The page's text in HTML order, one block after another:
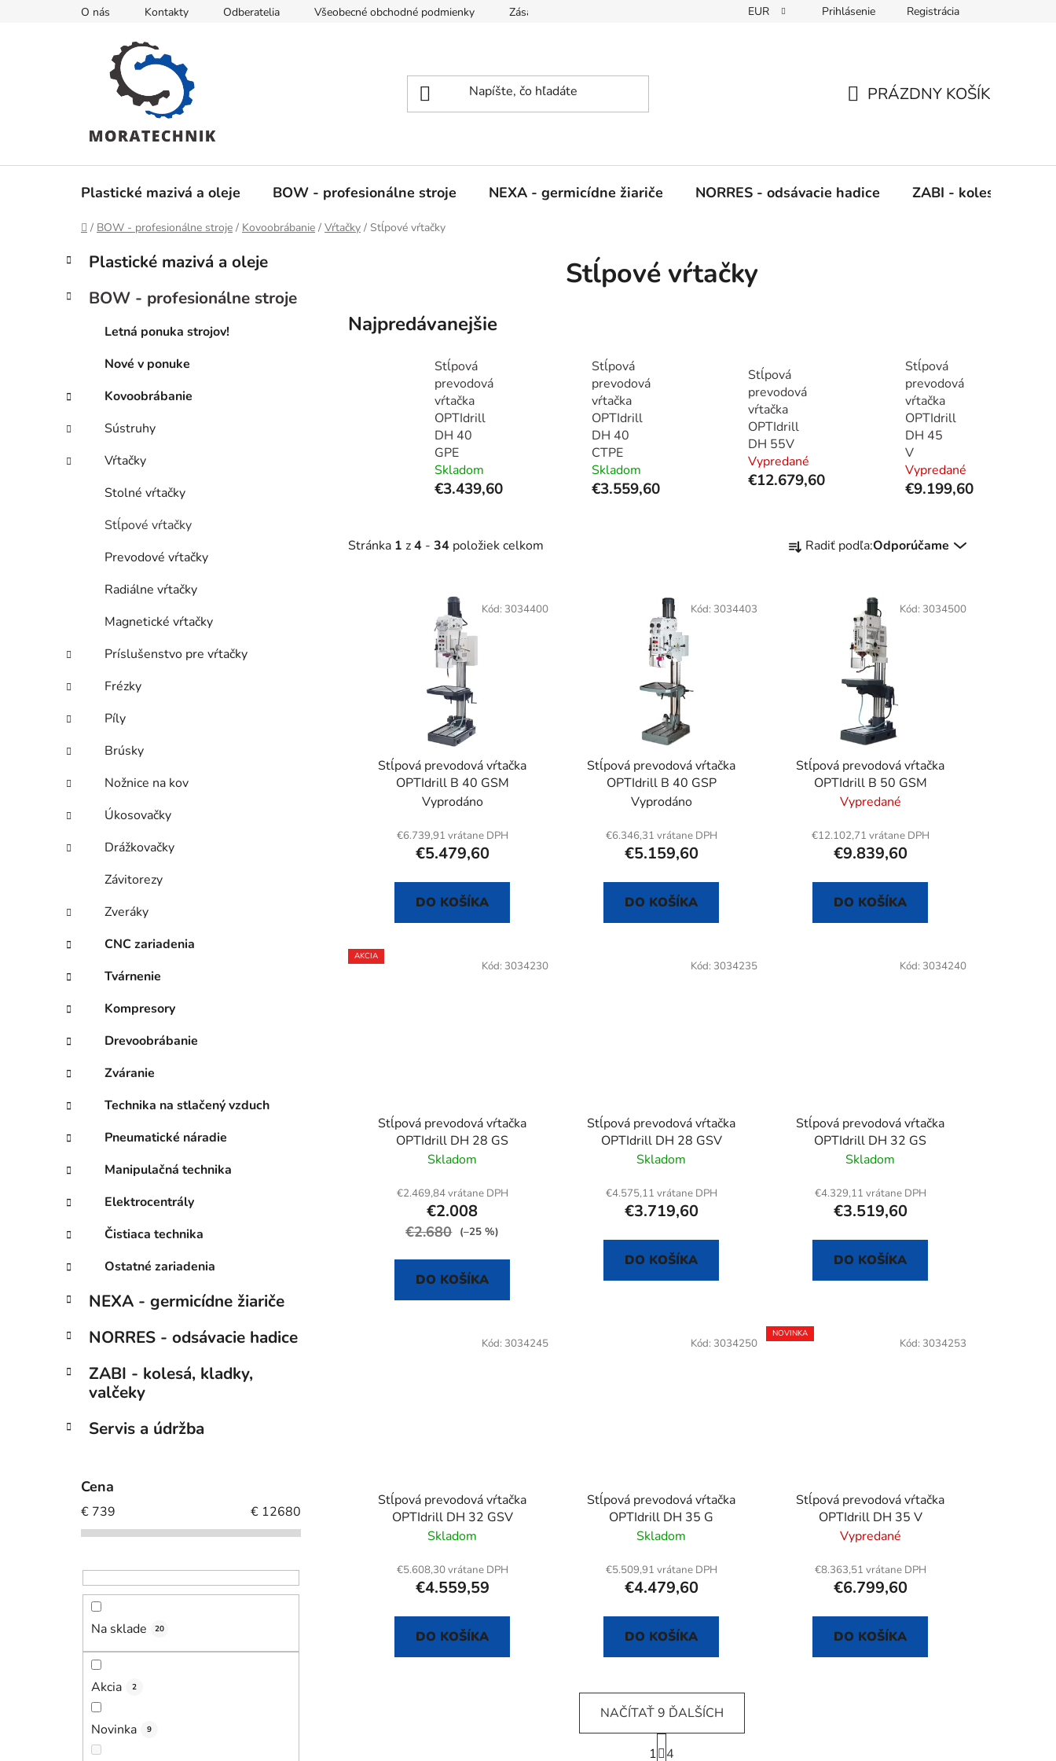
O nás Kontakty Odberatelia Všeobecné obchodné podmienky Zásady ochrany osobných údajov Napíšte nám
EUR Prihlásenie Registrácia
PRÁZDNY KOŠÍK
Plastické mazivá a oleje BOW - profesionálne stroje NEXA - germicídne žiariče NORRES - odsávacie hadice ZABI - kolesá,
Domov
/ BOW - profesionálne stroje / Kovoobrábanie / Vŕtačky / Stĺpové vŕtačky
B
č
n
l
Preskočiť
kategórie
K
a
e
e
Plastické mazivá a oleje
BOW - profesionálne stroje
Letná ponuka strojov!
Nové v ponuke
Kovoobrábanie
Sústruhy
Vŕtačky
Stolné vŕtačky
Stĺpové vŕtačky
Prevodové vŕtačky
Radiálne vŕtačky
Magnetické vŕtačky
Príslušenstvo pre vŕtačky
Frézky
Píly
Brúsky
Nožnice na kov
Úkosovačky
Drážkovačky
Závitorezy
Zveráky
CNC zariadenia
Tvárnenie
Kompresory
Drevoobrábanie
Zváranie
Technika na stlačený vzduch
Pneumatické náradie
Manipulačná technika
Elektrocentrály
Čistiaca technika
Ostatné zariadenia
NEXA - germicídne žiariče
NORRES - odsávacie hadice
ZABI - kolesá, kladky,
valčeky
Servis a údržba
Cena
€ 739 € 12680
Na sklade 20
Akcia 2
Novinka 9
Stĺpové vŕtačky
Najpredávanejšie
Stĺpová
prevodová
vŕtačka
OPTIdrill
DH 40
GPE
Skladom
€3.439,60
Stĺpová
prevodová
vŕtačka
OPTIdrill
DH 40
CTPE
Skladom
€3.559,60
Stĺpová
prevodová
vŕtačka
OPTIdrill
DH 55V
Vypredané
€12.679,60
Stĺpová
prevodová
vŕtačka
OPTIdrill
DH 45
V
Vypredané
€9.199,60
Stránka 1 z4 - 34 položiek celkom
a
u
Radiť podľa:Odporúčame
Stĺpová prevodová vŕtačka
OPTIdrill B 40 GSM
Vyprodáno
€6.739,91 vrátane DPH
€5.479,60
DO KOŠÍKA
Kód: 3034400
Stĺpová prevodová vŕtačka
OPTIdrill B 40 GSP
Vyprodáno
€6.346,31 vrátane DPH
€5.159,60
DO KOŠÍKA
Kód: 3034403
Stĺpová prevodová vŕtačka
OPTIdrill B 50 GSM
Vypredané
€12.102,71 vrátane DPH
€9.839,60
DO KOŠÍKA
Kód: 3034500
AKCIA
Stĺpová prevodová vŕtačka
OPTIdrill DH 28 GS
Skladom
€2.469,84 vrátane DPH
€2.008
€2.680 (–25 %)
DO KOŠÍKA
Kód: 3034230
Stĺpová prevodová vŕtačka
OPTIdrill DH 28 GSV
Skladom
€4.575,11 vrátane DPH
€3.719,60
DO KOŠÍKA
Kód: 3034235
Stĺpová prevodová vŕtačka
OPTIdrill DH 32 GS
Skladom
€4.329,11 vrátane DPH
€3.519,60
DO KOŠÍKA
Kód: 3034240
Stĺpová prevodová vŕtačka
OPTIdrill DH 32 GSV
Skladom
€5.608,30 vrátane DPH
€4.559,59
DO KOŠÍKA
Kód: 3034245
Stĺpová prevodová vŕtačka
OPTIdrill DH 35 G
Skladom
€5.509,91 vrátane DPH
€4.479,60
DO KOŠÍKA
Kód: 3034250
NOVINKA
Stĺpová prevodová vŕtačka
OPTIdrill DH 35 V
Vypredané
€8.363,51 vrátane DPH
€6.799,60
DO KOŠÍKA
Kód: 3034253
NAČÍTAŤ 9 ĎALŠÍCH
S
t
1 4